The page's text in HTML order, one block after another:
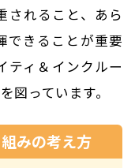
れること、 あら
できることが重要
ティ＆インクルー
図っています。
みの考え方